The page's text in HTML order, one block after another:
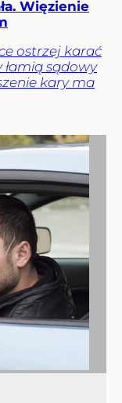
Więzienie
ostrzej karać
sądowy
kary ma